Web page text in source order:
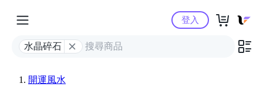
Yahoo購物中心
水晶碎石
登入
開運風水